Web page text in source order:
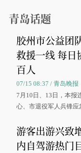
青岛话题
胶州市公益团
救援一线 每日
百人
07/15 08:37 / 青岛晚报
7月10日、13日，本报
心、市退役军人兵锋
游客出游兴致
内自驾游热门